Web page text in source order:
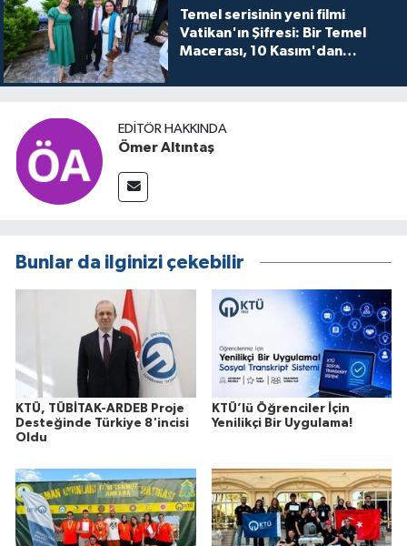
Temel serisinin yeni filmi
Vatikan'ın Şifresi: Bir Temel
Macerası, 10 Kasım'dan
buluşuyo
EDITÖR HAKKINDA
Ömer Altıntaş
Bunlar da ilginizi çekebilir
KTÜ, TÜBİTAK-ARDEB Proje
Desteğinde Türkiye 8'incisi
Oldu
KTÜ’lü Öğrenciler İçin
Yenilikçi Bir Uygulama!